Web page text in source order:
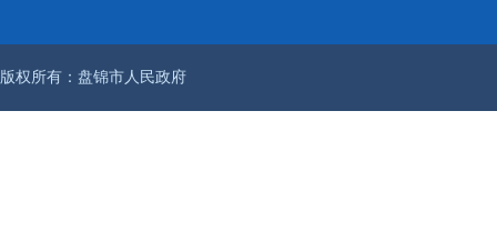
版权所有：盘锦市人民政府